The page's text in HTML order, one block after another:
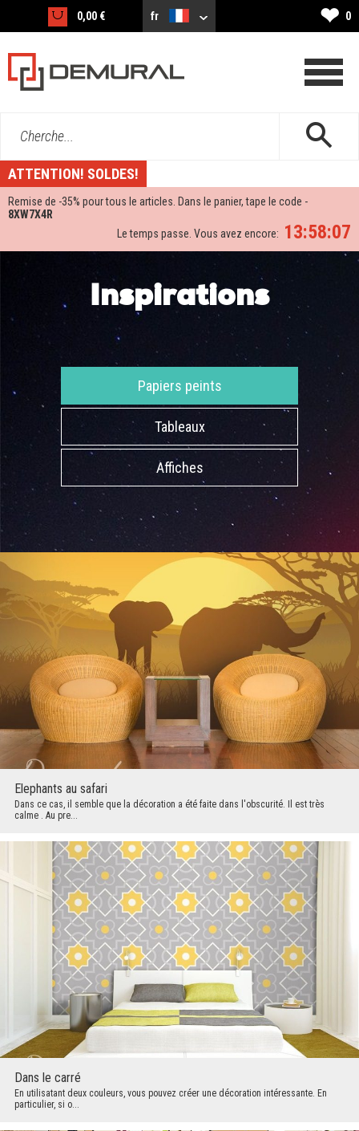
0,00 € fr ❤ 0
Cherche...
ATTENTION! SOLDES!
Remise de -35% pour tous le articles. Dans le panier, tape le code -
8XW7X4R
13:58:05
Le temps passe. Vous avez encore:
Inspirations
Papiers peints
Tableaux
Affiches
Elephants au safari
Dans ce cas, il semble que la décoration a été faite dans l'obscurité. Il est très
calme . Au pre...
Dans le carré
En utilisatant deux couleurs, vous pouvez créer une décoration intéressante. En
particulier, si o...